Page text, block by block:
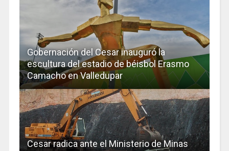
Gobernación del Cesar inauguró la
escultura del estadio de béisbol Erasmo
Camacho en Valledupar
Cesar radica ante el Ministerio de Minas